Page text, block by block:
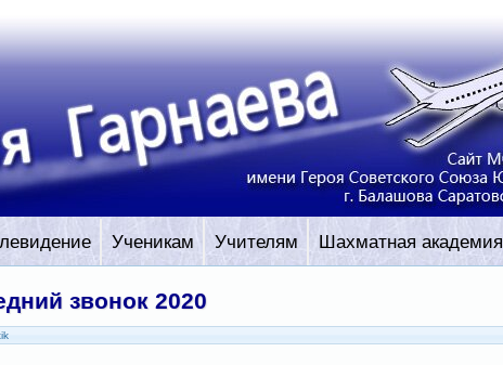
Ученикам Учителям Шахматная академия
звонок 2020